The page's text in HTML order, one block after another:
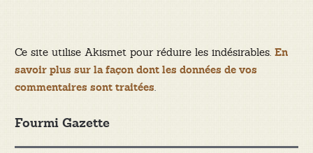
Ce site utilise Akismet pour réduire les indésirables. En
savoir plus sur la façon dont les données de vos
commentaires sont traitées.
Fourmi Gazette